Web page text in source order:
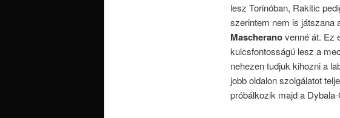
lesz Torinóban, Rakitic
szerintem nem is játszana
Mascheranovenné át. Ez
kulcsfontosságú lesz a
nehezen tudjuk kihozni a
jobb oldalon szolgálatot
próbálkozik majd a